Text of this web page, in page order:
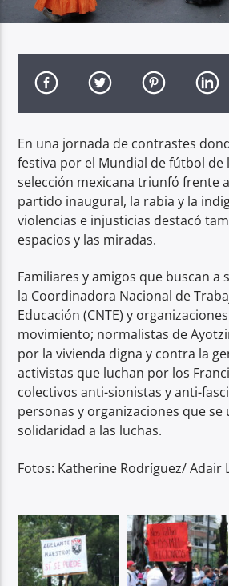
En una jornada de contrastes
festiva por el Mundial de fútbol de
selección mexicana triunfó frente
partido inaugural, la rabia y la
violencias e injusticias destacó
espacios y las miradas.
Familiares y amigos que buscan a
la Coordinadora Nacional de
Educación (CNTE) y
movimiento; normalistas de
por la vivienda digna y contra la
activistas que luchan por los
colectivos anti-sionistas y anti-
personas y organizaciones que se
solidaridad a las luchas.
Fotos: Katherine Rodríguez/ Adair